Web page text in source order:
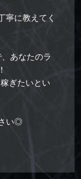
寧に教えてく
あなたのラ
ぎたいとい
い◎